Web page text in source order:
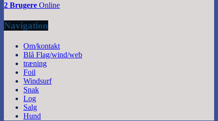
2 Brugere Online
Navigation
Om/kontakt
Blå Flag/wind/web
træning
Foil
Windsurf
Snak
Log
Salg
Hund